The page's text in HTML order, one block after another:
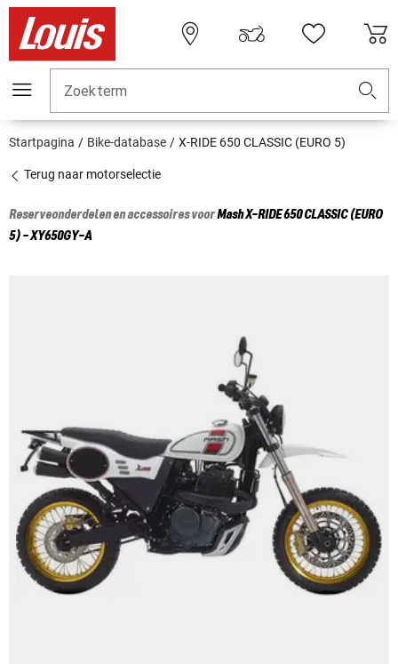
Zoekterm
Startpagina Bike-database X-RIDE 650 CLASSIC (EURO 5)
Terug naar motorselectie
Reserveonderdelen en accessoires voorMashX-RIDE 650 CLASSIC (EURO
5) - XY650GY-A